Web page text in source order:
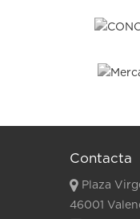
Contacta
Plaza
46001